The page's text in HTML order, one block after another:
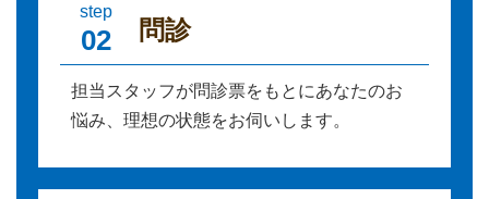
step
02 問診
担当スタッフが問診票をもとにあなたのお
悩み、理想の状態をお伺いします。